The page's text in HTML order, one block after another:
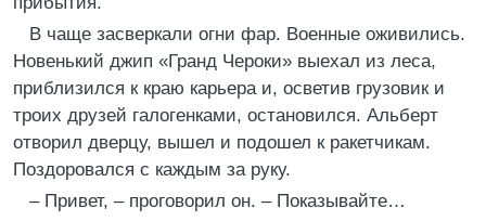
В чаще засверкали огни фар. Военные оживились.
Новенький джип «Гранд Чероки» выехал из леса,
приблизился к краю карьера и, осветив грузовик и
троих друзей галогенками, остановился. Альберт
отворил дверцу, вышел и подошел к ракетчикам.
Поздоровался с каждым за руку.
– Привет, – проговорил он. – Показывайте…